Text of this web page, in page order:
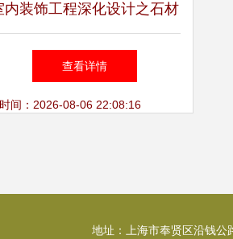
内装饰工程深化设计之石材
探秘 构筑建筑装饰装修的精
髓
查看详情
间：2026-08-06 22:08:16
地址：上海市奉贤区沿钱公